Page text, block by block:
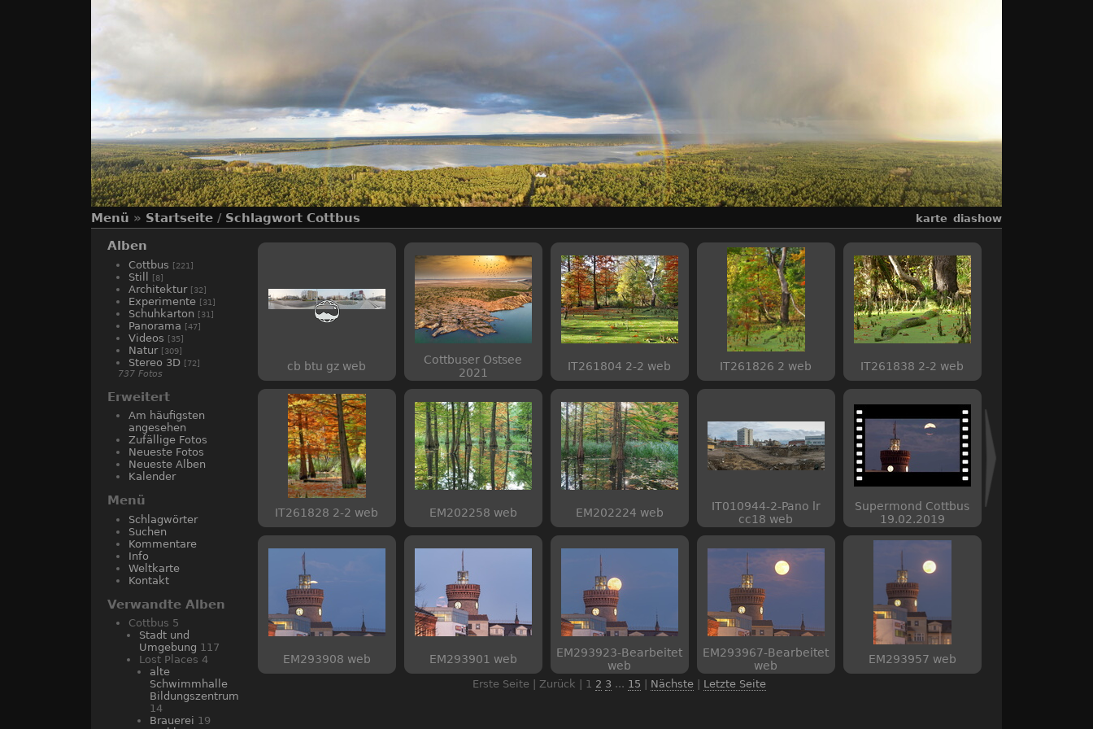
Menü » Startseite / Schlagwort Cottbus karte diashow
Alben
Cottbus [221]
Still [8]
Architektur [32]
Experimente [31]
Schuhkarton [31]
Panorama [47]
Videos [35]
Natur [309]
Stereo 3D [72]
737 Fotos
Erweitert
Am häufigsten
angesehen
Zufällige Fotos
Neueste Fotos
Neueste Alben
Kalender
Menü
Schlagwörter
Suchen
Kommentare
Info
Weltkarte
Kontakt
Verwandte Alben
Cottbus 5
Stadt und
Umgebung 117
Lost Places 4
alte
Schwimmhalle
Bildungszentrum
14
Brauerei 19
cb btu gz web
Cottbuser Ostsee
2021
IT261804 2-2 web IT261826 2 web IT261838 2-2 web
IT261828 2-2 web EM202258 web EM202224 web
IT010944-2-Pano lr
cc18 web
Supermond Cottbus
19.02.2019
EM293908 web EM293901 web
EM293923-Bearbeitet
web
EM293967-Bearbeitet
web
EM293957 web
Erste Seite | Zurück | 1 2 3 ... 15 Nächste Letzte Seite